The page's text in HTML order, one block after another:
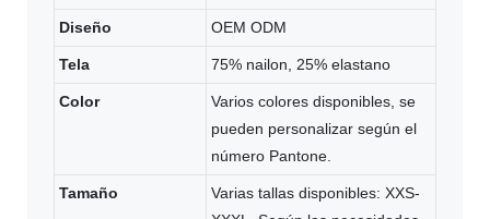
Diseño OEM ODM
Tela 75% nailon, 25% elastano
Color
Varios colores disponibles, se
pueden personalizar según el
número Pantone.
Tamaño
Varias tallas disponibles: XXS-